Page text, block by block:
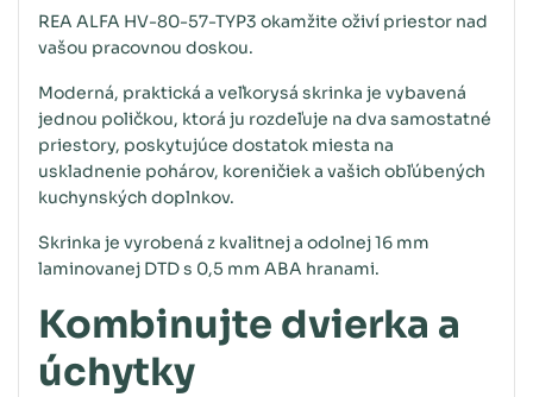
REA ALFA HV-80-57-TYP3 okamžite oživí priestor nad
vašou pracovnou doskou.
Moderná, praktická a veľkorysá skrinka je vybavená
jednou poličkou, ktorá ju rozdeľuje na dva samostatné
priestory, poskytujúce dostatok miesta na
uskladnenie pohárov, koreničiek a vašich obľúbených
kuchynských doplnkov.
Skrinka je vyrobená z kvalitnej a odolnej 16 mm
laminovanej DTD s 0,5 mm ABA hranami.
Kombinujte dvierka a
úchytky